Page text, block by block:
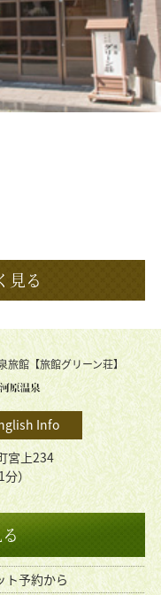
見る
旅館【旅館グリーン荘】
Info
宮上234
分）
ト予約から